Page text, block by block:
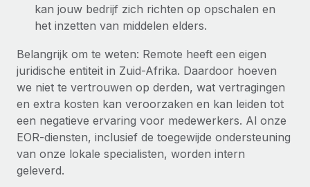
kan jouw bedrijf zich richten op opschalen en
het inzetten van middelen elders.
Belangrijk om te weten: Remote heeft een eigen
juridische entiteit in Zuid-Afrika. Daardoor hoeven
we niet te vertrouwen op derden, wat vertragingen
en extra kosten kan veroorzaken en kan leiden tot
een negatieve ervaring voor medewerkers. Al onze
EOR-diensten, inclusief de toegewijde ondersteuning
van onze lokale specialisten, worden intern
geleverd.